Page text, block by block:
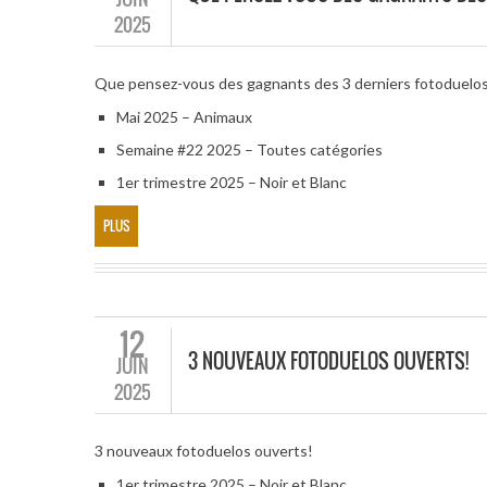
2025
Que pensez-vous des gagnants des 3 derniers
Mai 2025 – Animaux
Semaine #22 2025 – Toutes catégories
1er trimestre 2025 – Noir et Blanc
PLUS
12
JUIN
2025
3 NOUVEAUX FOTODUELOS OUVERTS!
3 nouveaux fotoduelos ouverts!